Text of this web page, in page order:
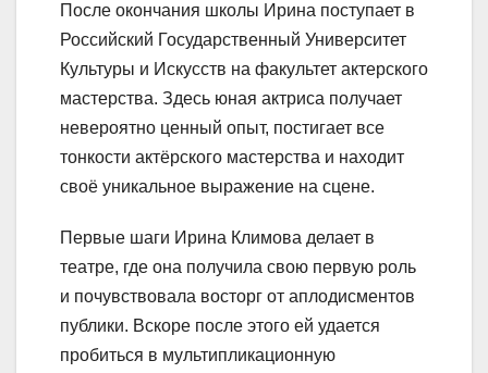
После окончания школы Ирина поступает в
Российский Государственный Университет
Культуры и Искусств на факультет актерского
мастерства. Здесь юная актриса получает
невероятно ценный опыт, постигает все
тонкости актёрского мастерства и находит
своё уникальное выражение на сцене.
Первые шаги Ирина Климова делает в
театре, где она получила свою первую роль
и почувствовала восторг от аплодисментов
публики. Вскоре после этого ей удается
пробиться в мультипликационную